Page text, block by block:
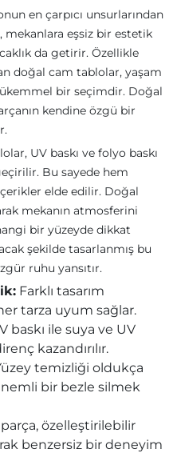
en çarpıcı unsurlarından
eşsiz bir estetik
da getirir. Özellikle
doğal cam tablolar, yaşam
bir seçimdir. Doğal
kendine özgü bir
UV baskı ve folyo baskı
Bu sayede hem
elde edilir. Doğal
mekanın atmosferini
bir yüzeyde dikkat
şekilde tasarlanmış bu
ruhu yansıtır.
Farklı tasarım
tarza uyum sağlar.
baskı ile suya ve UV
kazandırılır.
temizliği oldukça
bir bezle silmek
özelleştirilebilir
benzersiz bir deneyim